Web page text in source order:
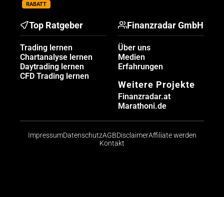
RABATT
Top Ratgeber
Trading lernen
Chartanalyse lernen
Daytrading lernen
CFD Trading lernen
Finanzradar GmbH
Über uns
Medien
Erfahrungen
Weitere Projekte
Finanzradar.at
Marathoni.de
ImpressumDatenschutzAGBDisclaimerAffiliate werden
Kontakt